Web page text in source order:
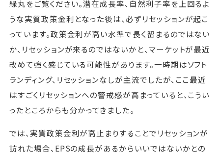
緑丸をご覧ください。潜在成長率、自然利子率を上回るよ
うな実質政策金利となった後は、必ずリセッションが起こ
っています。政策金利が高い水準で長く留まるのではない
か、リセッションが来るのではないかと、マーケットが最近
改めて強く感じている可能性があります。一時期はソフト
ランディング、リセッションなしが主流でしたが、ここ最近
はすごくリセッションへの警戒感が高まっていると、こうい
ったところからも分かってきました。
では、実質政策金利が高止まりすることでリセッションが
訪れた場合、EPSの成長があるからいいではないかとの